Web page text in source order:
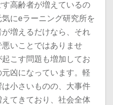
高齢者が増えているの
気にeラーニング研究所を
増えるだけなら、それ
いことではありませ
こす問題も増加してお
凶になっています。 軽
小さいものの、大事件
てきており、社会全体